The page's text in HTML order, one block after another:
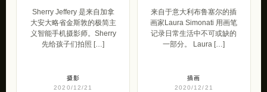
Sherry Jeffery 是来自加拿
大安大略省金斯敦的极简主
义智能手机摄影师。Sherry
先给孩子们拍照 […]
摄影
2020/12/21
来自于意大利布鲁塞尔的插
画家Laura Simonati 用画笔
记录日常生活中不可或缺的
一部分。 Laura […]
插画
2020/12/21